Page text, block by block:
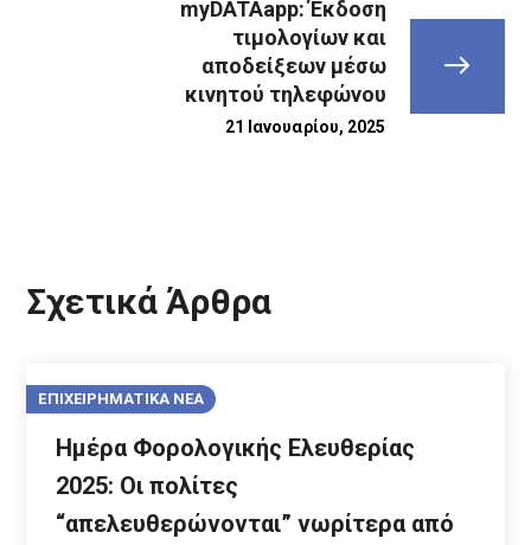
myDATAapp: Έκδοση
τιμολογίων και
αποδείξεων μέσω
κινητού τηλεφώνου
21 Ιανουαρίου, 2025
Σχετικά Άρθρα
ΕΠΙΧΕΙΡΗΜΑΤΙΚΑ ΝΕΑ
Ημέρα Φορολογικής Ελευθερίας
2025: Οι πολίτες
“απελευθερώνονται” νωρίτερα από